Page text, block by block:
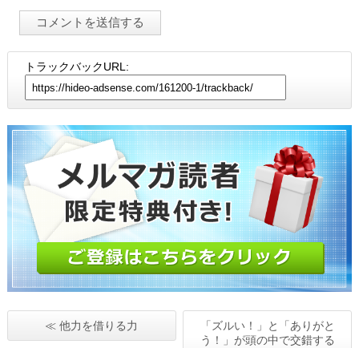
トラックバックURL:
≪ 他力を借りる力
「ズルい！」と「ありがと
う！」が頭の中で交錯する